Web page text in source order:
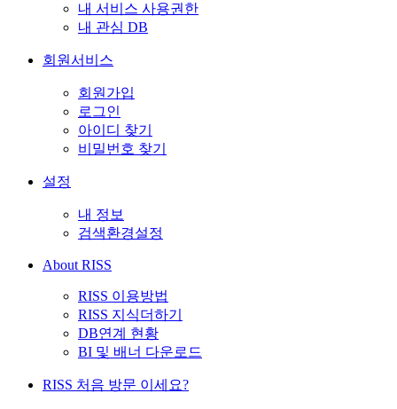
내 서비스 사용권한
내 관심 DB
회원서비스
회원가입
로그인
아이디 찾기
비밀번호 찾기
설정
내 정보
검색환경설정
About RISS
RISS 이용방법
RISS 지식더하기
DB연계 현황
BI 및 배너 다운로드
RISS 처음 방문 이세요?